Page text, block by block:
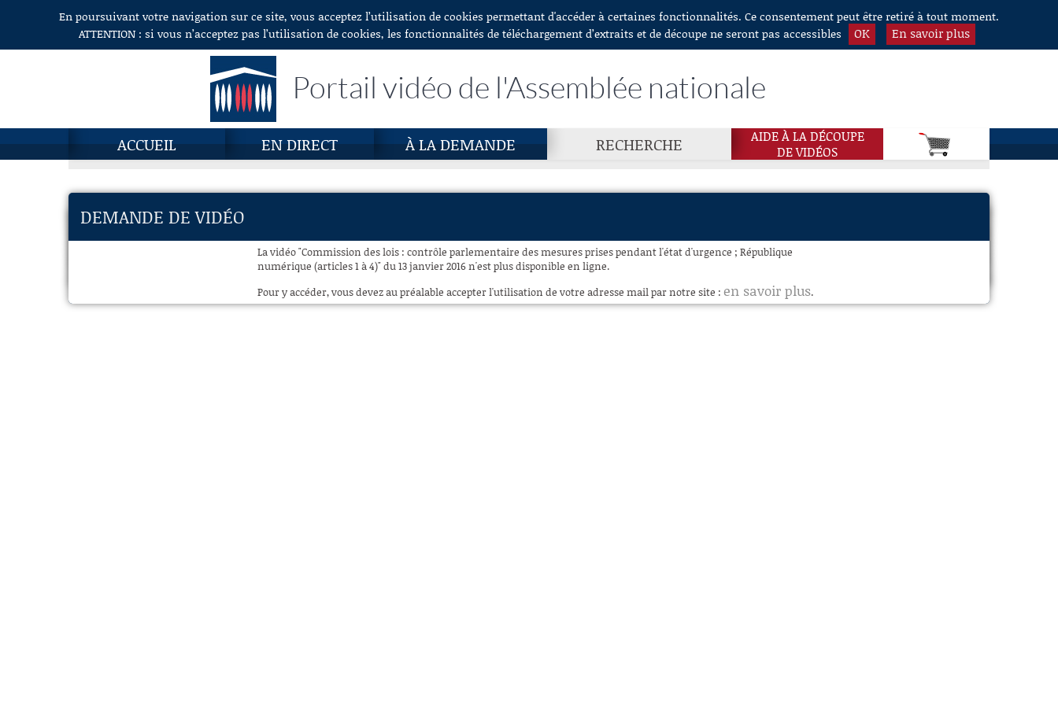
Aller au contenuEn poursuivant votre navigation sur ce site, vous acceptez l’utilisation de cookies permettant d'accéder à certaines fonctionnalités. Ce consentement peut être retiré à tout moment.
ATTENTION : si vous n’acceptez pas l’utilisation de cookies, les fonctionnalités de téléchargement d’extraits et de découpe ne seront pas accessibles
OK En savoir plus
Portail vidéo de l'Assemblée nationale
ACCUEIL EN DIRECT À LA DEMANDE RECHERCHE
AIDE À LA DÉCOUPE
DE VIDÉOS
DEMANDE DE VIDÉO
La vidéo "Commission des lois : contrôle parlementaire des mesures prises pendant l'état d'urgence ; République
numérique (articles 1 à 4)" du 13 janvier 2016 n'est plus disponible en ligne.
Pour y accéder, vous devez au préalable accepter l'utilisation de votre adresse mail par notre site : en savoir plus.